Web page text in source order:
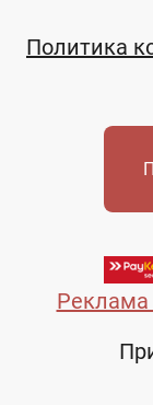
Реклама
Политика